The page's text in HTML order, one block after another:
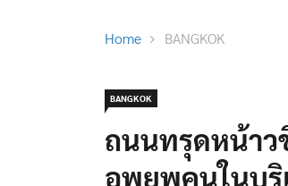
Home BANGKOK
BANGKOK
ถนนทรุดหน้าว
อพยพคนในบ